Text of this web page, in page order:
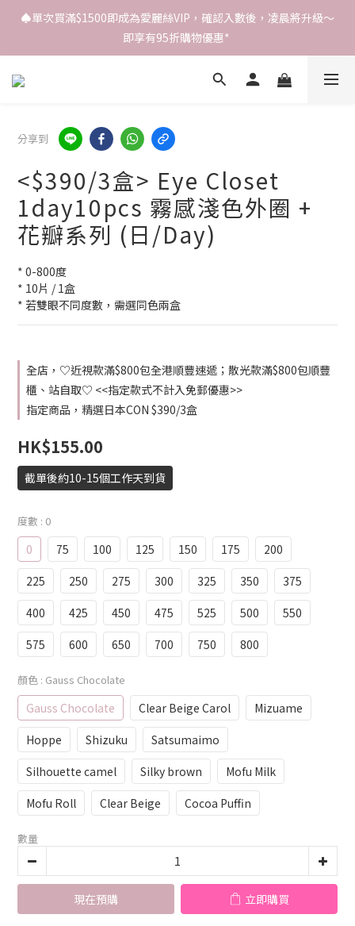
♠️單次買滿$1500即成為愛麗絲VIP，確認入數後，凌晨將升級～
即享有95折購物優惠*
分享到
<$390/3盒> Eye Closet
1day10pcs 霧感淺色外圈 +
花瓣系列 (日/Day)
* 0-800度
* 10片 / 1盒
* 若雙眼不同度數，需選同色兩盒
全店，♡近視款滿$800包全港順豐速遞；散光款滿$800包順豐
櫃、站自取♡ <<指定款式不計入免郵優惠>>
指定商品，精選日本CON $390/3盒
HK$155.00
截單後約10-15個工作天到貨
度數 : 0
0 75 100 125 150 175
200
225
250 275 300 325 350
375
400
425 450 475 525 500
550
575
600 650 700 750 800
顏色 : Gauss Chocolate
Gauss Chocolate Clear Beige Carol
Mizuame
Hoppe
Shizuku
Satsumaimo
Silhouette camel
Silky brown
Mofu Milk
Mofu Roll
Clear Beige Cocoa Puffin
數量
現在預購 立即購買